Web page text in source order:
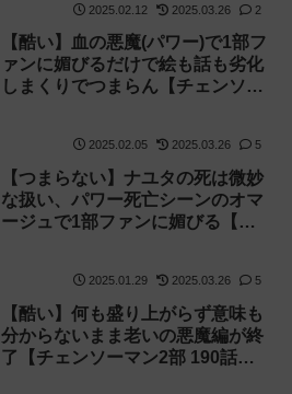
2025.02.12 2025.03.26 2
【酷い】血の悪魔(パワー)で1部フ
ァンに媚びるだけで絵も話も劣化
しまくりでつまらん【チェンソー
2025.02.05 2025.03.26 5
【つまらない】ナユタの死は微妙
な扱い、パワー死亡シーンのオマ
ージュで1部ファンに媚びる【チ
2025.01.29 2025.03.26 5
【酷い】何も盛り上がらず意味も
分からないまま老いの悪魔編が終
了【チェンソーマン2部 190話感